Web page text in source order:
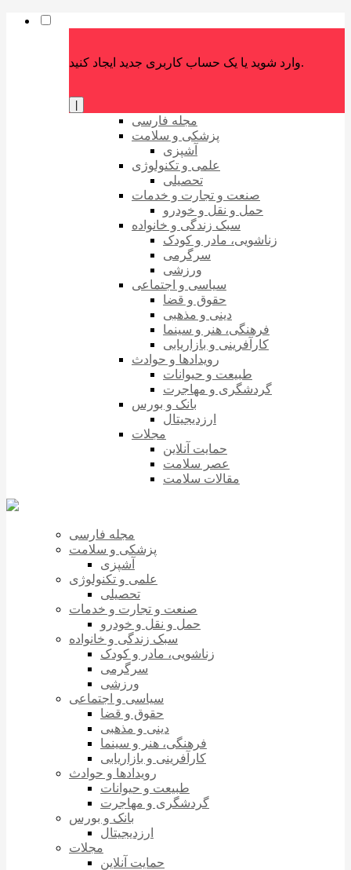
وارد شوید یا یک حساب کاربری جدید ایجاد کنید.
مجله فارسی
پزشکی و سلامت
آشپزی
علمی و تکنولوژی
تحصیلی
صنعت و تجارت و خدمات
حمل و نقل و خودرو
سبک زندگی و خانواده
زناشویی، مادر و کودک
سرگرمی
ورزشی
سیاسی و اجتماعی
حقوق و قضا
دینی و مذهبی
فرهنگی، هنر و سینما
کارآفرینی و بازاریابی
رویدادها و حوادث
طبیعت و حیوانات
گردشگری و مهاجرت
بانک و بورس
ارزدیجیتال
مجلات
حمایت آنلاین
عصر سلامت
مقالات سلامت
مجله فارسی
پزشکی و سلامت
آشپزی
علمی و تکنولوژی
تحصیلی
صنعت و تجارت و خدمات
حمل و نقل و خودرو
سبک زندگی و خانواده
زناشویی، مادر و کودک
سرگرمی
ورزشی
سیاسی و اجتماعی
حقوق و قضا
دینی و مذهبی
فرهنگی، هنر و سینما
کارآفرینی و بازاریابی
رویدادها و حوادث
طبیعت و حیوانات
گردشگری و مهاجرت
بانک و بورس
ارزدیجیتال
مجلات
حمایت آنلاین